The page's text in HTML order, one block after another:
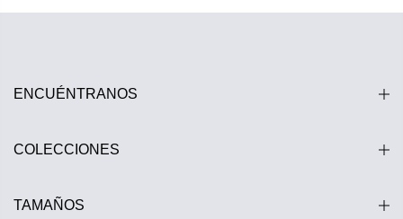
ENCUÉNTRANOS
COLECCIONES
TAMAÑOS